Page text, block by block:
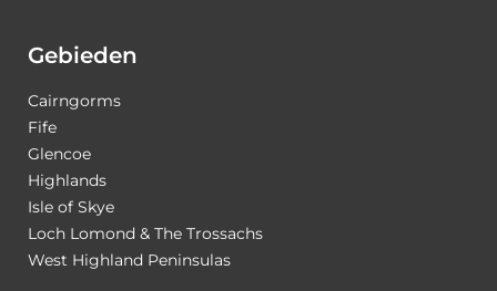
Gebieden
Cairngorms
Fife
Glencoe
Highlands
Isle of Skye
Loch Lomond & The Trossachs
West Highland Peninsulas